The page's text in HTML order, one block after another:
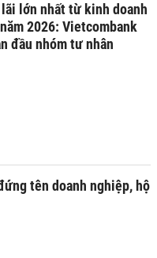
lãi lớn nhất từ kinh doanh
2026: Vietcombank
đầu nhóm tư nhân
tên doanh nghiệp, hộ